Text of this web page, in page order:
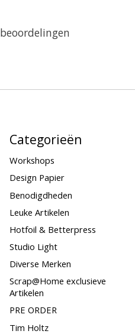
beoordelingen
Categorieën
Workshops
Design Papier
Benodigdheden
Leuke Artikelen
Hotfoil & Betterpress
Studio Light
Diverse Merken
Scrap@Home exclusieve
Artikelen
PRE ORDER
Tim Holtz